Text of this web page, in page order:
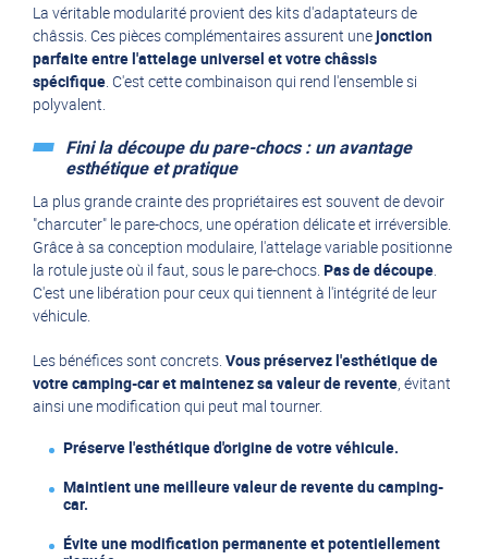
La véritable modularité provient des kits d'adaptateurs de
châssis. Ces pièces complémentaires assurent unejonction
parfaite entre l'attelage universel et votre châssis
spécifique. C'est cette combinaison qui rend l'ensemble si
polyvalent.
Fini la découpe du pare-chocs : un avantage
esthétique et pratique
La plus grande crainte des propriétaires est souvent de devoir
"charcuter" le pare-chocs, une opération délicate et irréversible.
Grâce à sa conception modulaire, l'attelage variable positionne
la rotule juste où il faut, sous le pare-chocs. Pas de découpe.
C'est une libération pour ceux qui tiennent à l'intégrité de leur
véhicule.
Les bénéfices sont concrets. Vous préservez l'esthétique de
votre camping-car et maintenez sa valeur de revente, évitant
ainsi une modification qui peut mal tourner.
Préserve l'esthétique d'origine de votre véhicule.
Maintient une meilleure valeur de revente du camping-
car.
Évite une modification permanente et potentiellement